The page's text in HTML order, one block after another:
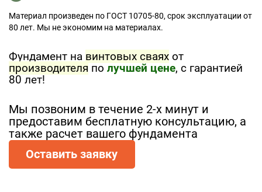
Материал произведен по ГОСТ 10705-80, срок эксплуатации от
80 лет. Мы не экономим на материалах.
Фундамент на винтовых сваях от
производителя по лучшей цене, с гарантией
80 лет!
Мы позвоним в течение 2-х минут и
предоставим бесплатную консультацию, а
также расчет вашего фундамента
Оставить заявку